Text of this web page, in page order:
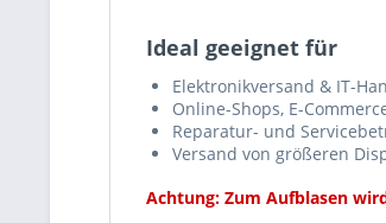
Ideal geeignet für
Elektronikversand & IT-
Online-Shops, E-
Reparatur- und
Versand von größeren
Achtung: Zum Aufblasen